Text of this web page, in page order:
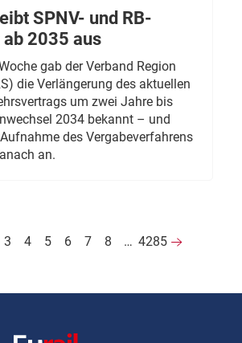
SPNV- und RB-
2035 aus
gab der Verband Region
die Verlängerung des aktuellen
um zwei Jahre bis
2034 bekannt – und
des Vergabeverfahrens
an.
3 4 5 6 7 8 … 4285